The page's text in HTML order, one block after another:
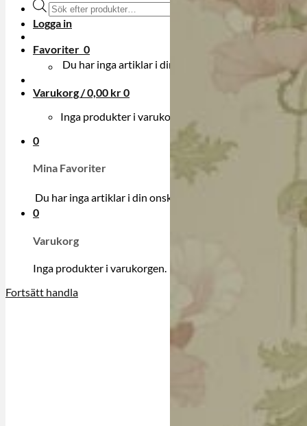
Produktsökning
Logga in
Favoriter 0
Du har inga artiklar i din onskelista.
Varukorg /0,00 kr0
Inga produkter i varukorgen.
0
Mina Favoriter
Du har inga artiklar i din onskelista.
0
Varukorg
Inga produkter i varukorgen.
Fortsätt handla